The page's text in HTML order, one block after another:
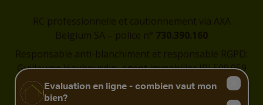
RC professionnelle et cautionnement via AXA
Belgium SA – police n° 730.390.160
Responsable anti-blanchiment et responsable RGPD:
Guillaume Haubourdin, agent immobilier IPI 509.959
-guillaume@logissim.be